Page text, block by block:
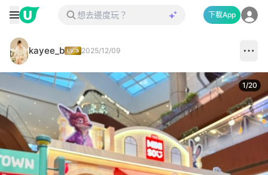
下載App
kayee_b 2025/12/09
1/20